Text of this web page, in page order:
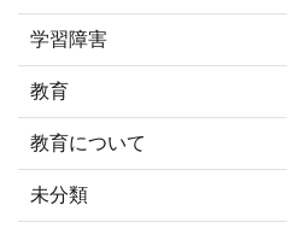
学習障害
教育
教育について
未分類